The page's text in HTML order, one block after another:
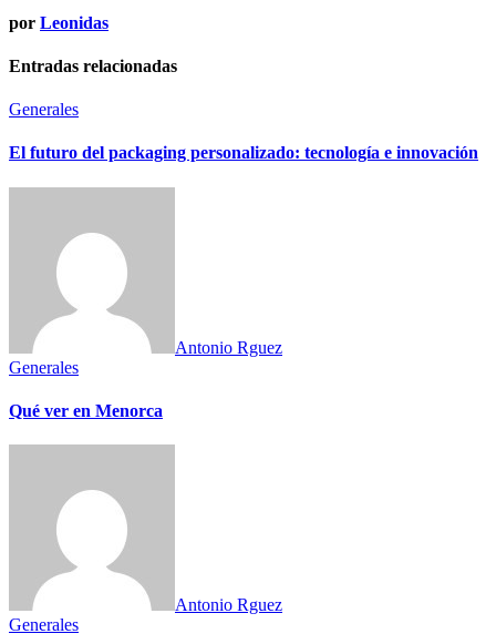
por Leonidas
Entradas relacionadas
Generales
El futuro del packaging personalizado: tecnología e innovación
Antonio Rguez
Generales
Qué ver en Menorca
Antonio Rguez
Generales